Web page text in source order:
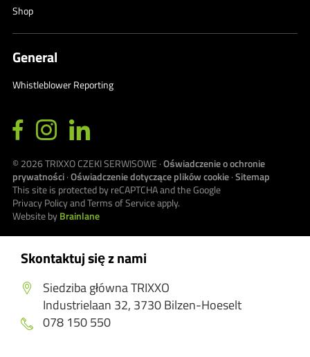
Skontaktuj się z nami
Siedziba główna TRIXXO
Industrielaan 32, 3730 Bilzen-Hoeselt
078 150 550
Shop
General
Whistleblower Reporting
© 2026TRIXXO CZEKI SERWISOWE ·Oświadczenie o ochronie
prywatności·Oświadczenie dotyczące plików cookie·Sitemap
This site is protected by reCAPTCHA and the Google
Privacy PolicyandTerms of Serviceapply.
Website byBrainlane